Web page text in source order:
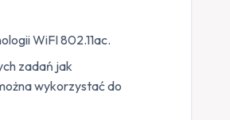
WiFI 802.11ac.
zadań jak
wykorzystać do